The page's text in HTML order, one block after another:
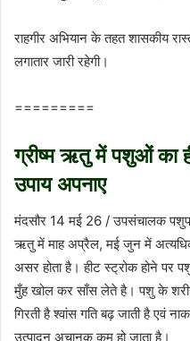
राहगीर अभियान के तहत शासकीय
लगातार जारी रहेगी।
=========
ग्रीष्म ऋतु में पशुओं का
उपाय अपनाए
मंदसौर 14 मई 26 / उपसंचालक
ऋतु में माह अप्रैल, मई जुन में
असर होता है। हीट स्ट्रोक होने पर
मुँह खोल कर साँस लेते है। पशु के
गिरती है श्वांस गति बढ़ जाती है एवं
उत्पादन अचानक कम हो जाता है।